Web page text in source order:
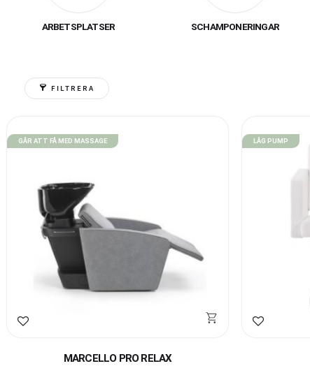
ARBETSPLATSER SCHAMPONERINGAR
FILTRERA
Lägg till i favoriter
MARCELLO PRO RELAX
GÅR ATT FÅ MED MASSAGE
Lägg till i
LÅG PUMP